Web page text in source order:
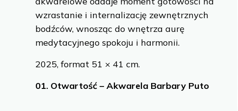
wzrastanie i internalizację zewnętrznych
bodźców, wnosząc do wnętrza aurę
medytacyjnego spokoju i harmonii.
2025, format 51 × 41 cm.
01. Otwartość – Akwarela Barbary Puto